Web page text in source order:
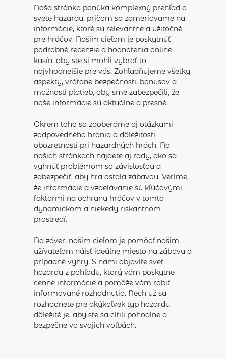
Naša stránka ponúka komplexný prehľad o
svete hazardu, pričom sa zameriavame na
informácie, ktoré sú relevantné a užitočné
pre hráčov. Naším cieľom je poskytnúť
podrobné recenzie a hodnotenia online
kasín, aby ste si mohli vybrať to
najvhodnejšie pre vás. Zohľadňujeme všetky
aspekty, vrátane bezpečnosti, bonusov a
možnosti platieb, aby sme zabezpečili, že
naše informácie sú aktuálne a presné.
Okrem toho sa zaoberáme aj otázkami
zodpovedného hrania a dôležitosti
obozretnosti pri hazardných hrách. Na
našich stránkach nájdete aj rady, ako sa
vyhnúť problémom so závislosťou a
zabezpečiť, aby hra ostala zábavou. Veríme,
že informácie a vzdelávanie sú kľúčovými
faktormi na ochranu hráčov v tomto
dynamickom a niekedy riskantnom
prostredí.
Na záver, naším cieľom je pomôcť našim
užívateľom nájsť ideálne miesto na zábavu a
prípadné výhry. S nami objavíte svet
hazardu z pohľadu, ktorý vám poskytne
cenné informácie a pomôže vám robiť
informované rozhodnutia. Nech už sa
rozhodnete pre akýkoľvek typ hazardu,
dôležité je, aby ste sa cítili pohodlne a
bezpečne vo svojich voľbách.